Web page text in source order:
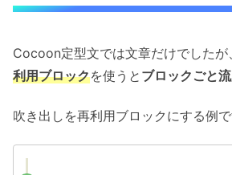
Cocoon定型文では文章だけでしたが、
利用ブロックを使うと ブロックごと
吹き出しを再利用ブロックにする例で